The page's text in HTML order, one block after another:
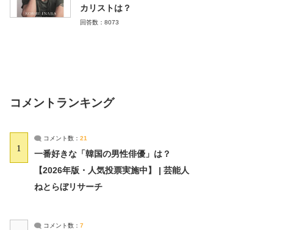
カリストは？
回答数：8073
コメントランキング
1
コメント数： 21
一番好きな「韓国の男性俳優」は？
【2026年版・人気投票実施中】 | 芸能人
ねとらぼリサーチ
コメント数： 7